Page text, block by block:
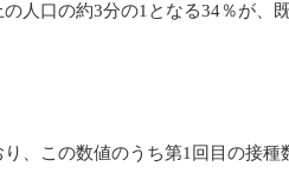
人口の約3分の1となる34％が、
、この数値のうち第1回目の接種